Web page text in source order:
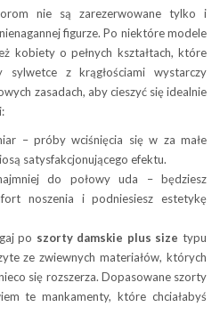
nie są zarezerwowane tylko i
figurze. Po niektóre modele
kobiety o pełnych kształtach, które
sylwetce z krągłościami wystarczy
zasadach, aby cieszyć się idealnie
– próby wciśnięcia się w za małe
satysfakcjonującego efektu.
do połowy uda – będziesz
noszenia i podniesiesz estetykę
po szorty damskie plus size typu
ze zwiewnych materiałów, których
się rozszerza. Dopasowane szorty
te mankamenty, które chciałabyś